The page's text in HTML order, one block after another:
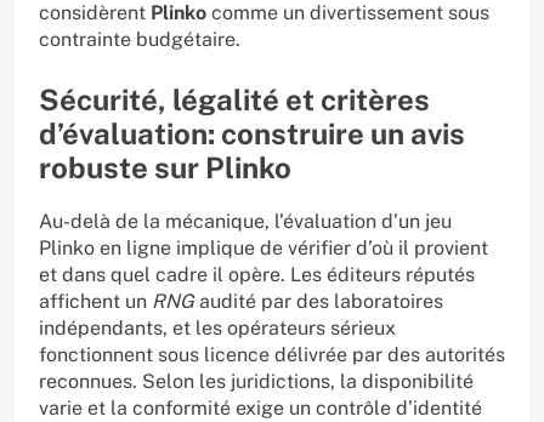
considèrent Plinko comme un divertissement sous
contrainte budgétaire.
Sécurité, légalité et critères
d’évaluation: construire un avis
robuste sur Plinko
Au-delà de la mécanique, l’évaluation d’un jeu
Plinko en ligne implique de vérifier d’où il provient
et dans quel cadre il opère. Les éditeurs réputés
affichent un RNGaudité par des laboratoires
indépendants, et les opérateurs sérieux
fonctionnent sous licence délivrée par des autorités
reconnues. Selon les juridictions, la disponibilité
varie et la conformité exige un contrôle d’identité